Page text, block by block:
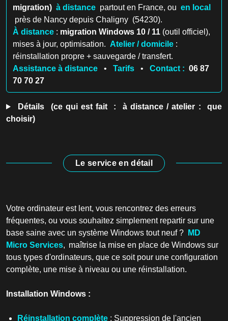
migration) à distance partout en France, ou en local
près de Nancy depuis Chaligny (54230).
À distance : migration Windows 10 / 11 (outil officiel),
mises à jour, optimisation. Atelier / domicile :
réinstallation propre + sauvegarde / transfert.
Assistance à distance • Tarifs • Contact : 06 87
70 70 27
Détails (ce qui est fait : à distance / atelier : que
choisir)
Le service en détail
Votre ordinateur est lent, vous rencontrez des erreurs
fréquentes, ou vous souhaitez simplement repartir sur une
base saine avec un système Windows tout neuf ?
MD
Micro Services, maîtrise la mise en place de Windows sur
tous types d'ordinateurs, que ce soit pour une configuration
complète, une mise à niveau ou une réinstallation.
Installation Windows :
Réinstallation complète : Suppression de l'ancien